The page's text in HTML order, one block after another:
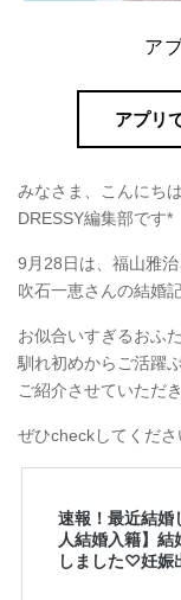
ア
アプリ
みなさま、こんにち
DRESSY編集部です*
9月28日は、福山雅治
吹石一恵さんの結婚
お似合いすぎるおふ
馴れ初めからご活躍
ご紹介させていただ
ぜひcheckしてくださ
速報！最近結婚
人結婚入籍】
しました♡妊娠